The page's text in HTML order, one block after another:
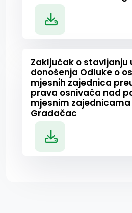
Zaključak o stavljanju
donošenja Odluke o
mjesnih zajednica
prava osnivača nad
mjesnim
Gradačac